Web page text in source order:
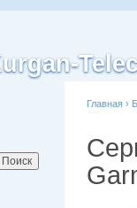
Главная ›